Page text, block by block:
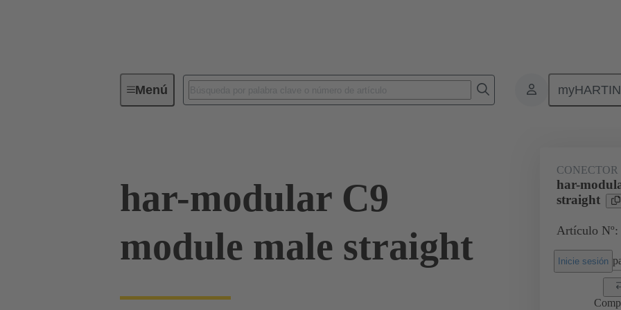
MenúSerie
har-modular C9
module male straight
har-
straight
Artículo Nº:
Inicie sesión